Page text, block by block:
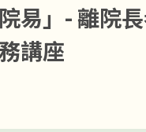
易」- 離院
講座